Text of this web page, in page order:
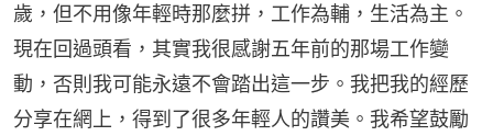
歲，但不用像年輕時那麼拼，工作為輔，生活為主。
現在回過頭看，其實我很感謝五年前的那場工作變
動，否則我可能永遠不會踏出這一步。我把我的經歷
分享在網上，得到了很多年輕人的讚美。我希望鼓勵